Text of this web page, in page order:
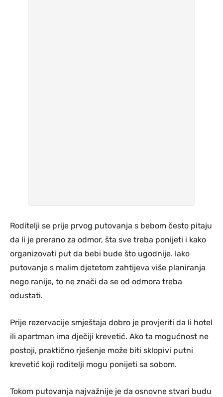
Roditelji se prije prvog putovanja s bebom često pitaju
da li je prerano za odmor, šta sve treba ponijeti i kako
organizovati put da bebi bude što ugodnije. Iako
putovanje s malim djetetom zahtijeva više planiranja
nego ranije, to ne znači da se od odmora treba
odustati.
Prije rezervacije smještaja dobro je provjeriti da li hotel
ili apartman ima dječiji krevetić. Ako ta mogućnost ne
postoji, praktično rješenje može biti sklopivi putni
krevetić koji roditelji mogu ponijeti sa sobom.
Tokom putovanja najvažnije je da osnovne stvari budu